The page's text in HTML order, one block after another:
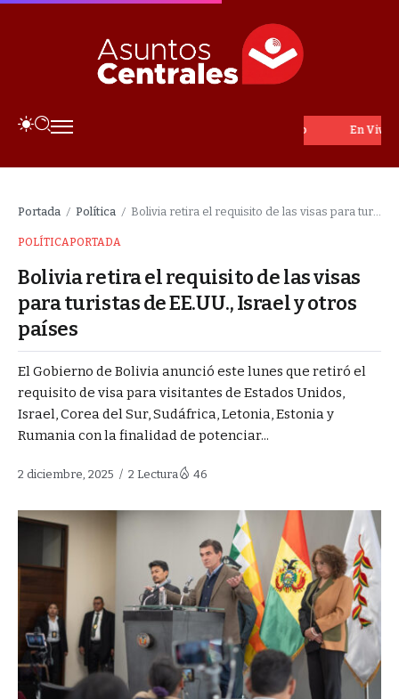
En Vivo
Portada / Política / Bolivia retira el requisito de las visas para turistas de EE.UU., Israel y otros países
POLÍTICAPORTADA
Bolivia retira el requisito de las visas
para turistas de EE.UU., Israel y otros
países
El Gobierno de Bolivia anunció este lunes que retiró el
requisito de visa para visitantes de Estados Unidos,
Israel, Corea del Sur, Sudáfrica, Letonia, Estonia y
Rumania con la finalidad de potenciar...
2 diciembre, 2025 2 Lectura 46